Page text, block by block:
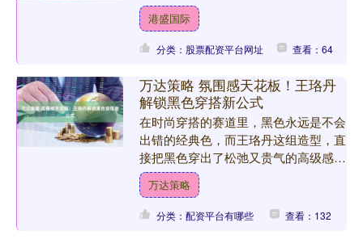
港盛国际
分类：股票配资平台网址 查看：64
万达策略 氛围感天花板！王珞丹
解锁黑色穿搭新公式
在时尚穿搭的赛道里，黑色永远是不会
出错的经典色，而王珞丹这组造型，直
接把黑色穿出了松弛又贵气的高级感，
轻松拿捏大女主的氛围感，给我们解锁
了日常也能照搬的黑色穿搭....
万达策略
分类：配资平台有哪些 查看：132